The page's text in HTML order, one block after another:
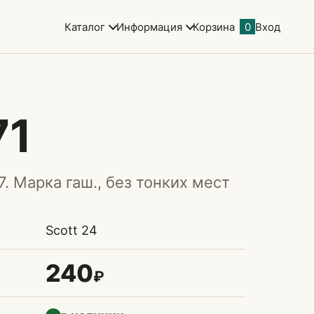
Каталог Информация Корзина 0 Вход
Марка гаш., без тонких мест
Scott 24
240₽